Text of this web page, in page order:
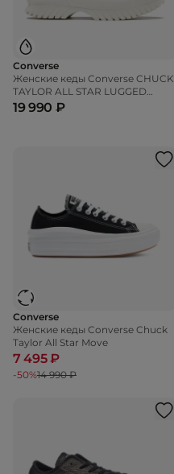
Converse
Женские кеды Converse CHUCK
TAYLOR ALL STAR LUGGED
WINTER 2.0 WATERPROOF
19 990 ₽
Converse
Женские кеды Converse Chuck
Taylor All Star Move
7 495 ₽
-50%14 990 ₽